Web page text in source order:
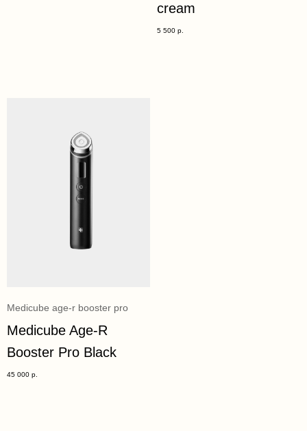
cream
5 500 р.
Medicube age-r booster pro
Medicube Age-R
Booster Pro Black
45 000 р.